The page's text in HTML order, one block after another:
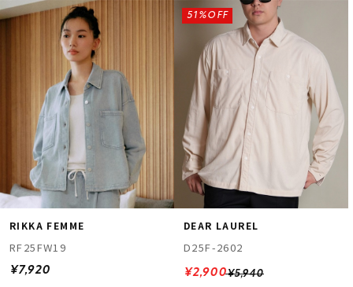
RIKKA FEMME
RF25FW19
¥7,920
DEAR LAUREL
D25F-2602
¥5,940
51%OFF
¥2,900